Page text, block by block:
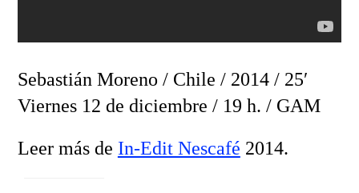
Sebastián Moreno / Chile / 2014 / 25′
Viernes 12 de diciembre / 19 h. / GAM
Leer más de In-Edit Nescafé 2014.